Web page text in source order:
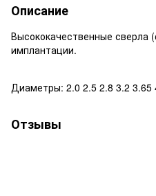
Описание
Высококачественные сверла
имплантации.
Диаметры: 2.0 2.5 2.8 3.2 3.65
Отзывы